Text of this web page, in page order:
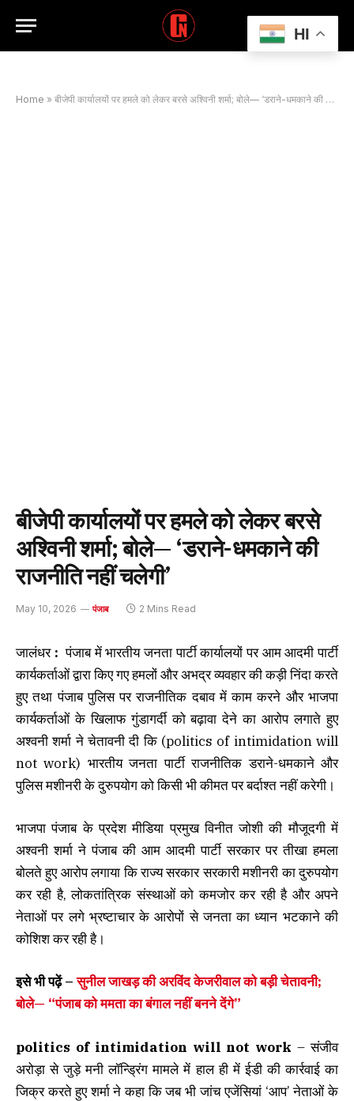
Home » बीजेपी कार्यालयों पर हमले को लेकर बरसे अश्विनी शर्मा; बोले— ‘डराने-धमकाने की राजनीति नहीं चलेगी’
बीजेपी कार्यालयों पर हमले को लेकर बरसे
अश्विनी शर्मा; बोले— ‘डराने-धमकाने की
राजनीति नहीं चलेगी’
May 10, 2026 पंजाब 2 Mins Read
जालंधर : पंजाब में भारतीय जनता पार्टी कार्यालयों पर आम आदमी पार्टी
कार्यकर्ताओं द्वारा किए गए हमलों और अभद्र व्यवहार की कड़ी निंदा करते
हुए तथा पंजाब पुलिस पर राजनीतिक दबाव में काम करने और भाजपा
कार्यकर्ताओं के खिलाफ गुंडागर्दी को बढ़ावा देने का आरोप लगाते हुए
अश्वनी शर्मा ने चेतावनी दी कि (politics of intimidation will
not work) भारतीय जनता पार्टी राजनीतिक डराने-धमकाने और
पुलिस मशीनरी के दुरुपयोग को किसी भी कीमत पर बर्दाश्त नहीं करेगी।
भाजपा पंजाब के प्रदेश मीडिया प्रमुख विनीत जोशी की मौजूदगी में
अश्वनी शर्मा ने पंजाब की आम आदमी पार्टी सरकार पर तीखा हमला
बोलते हुए आरोप लगाया कि राज्य सरकार सरकारी मशीनरी का दुरुपयोग
कर रही है, लोकतांत्रिक संस्थाओं को कमजोर कर रही है और अपने
नेताओं पर लगे भ्रष्टाचार के आरोपों से जनता का ध्यान भटकाने की
कोशिश कर रही है।
इसे भी पढ़ें –सुनील जाखड़ की अरविंद केजरीवाल को बड़ी चेतावनी;
बोले— “पंजाब को ममता का बंगाल नहीं बनने देंगे”
politics of intimidation will not work – संजीव
अरोड़ा से जुड़े मनी लॉन्ड्रिंग मामले में हाल ही में ईडी की कार्रवाई का
जिक्र करते हुए शर्मा ने कहा कि जब भी जांच एजेंसियां ‘आप’ नेताओं के
HI